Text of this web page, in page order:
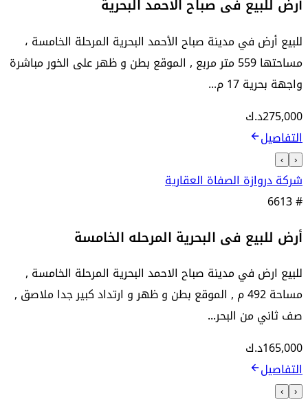
أرض للبيع فى صباح الاحمد البحرية
للبيع أرض في مدينة صباح الأحمد البحرية المرحلة الخامسة ،
مساحتها 559 متر مربع , الموقع بطن و ظهر على الخور مباشرة
واجهة بحرية 17 م...
275,000د.ك
التفاصيل
‹
›
شركة دروازة الصفاة العقارية
6613#
أرض للبيع فى البحرية المرحله الخامسة
للبيع ارض في مدينة صباح الاحمد البحرية المرحلة الخامسة ,
مساحة 492 م , الموقع بطن و ظهر و ارتداد كبير جدا ملاصق ,
صف ثاني من البحر...
165,000د.ك
التفاصيل
‹
›